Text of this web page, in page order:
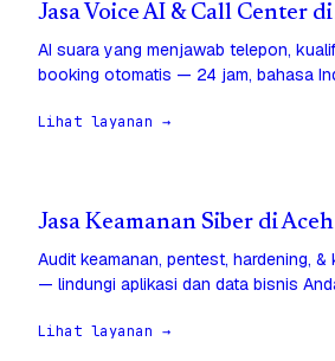
Jasa Voice AI & Call Center
AI suara yang menjawab telepon,
booking otomatis — 24 jam, bahasa
Lihat layanan →
Jasa Keamanan Siber di
Audit keamanan, pentest, hardening, &
— lindungi aplikasi dan data bisnis
Lihat layanan →